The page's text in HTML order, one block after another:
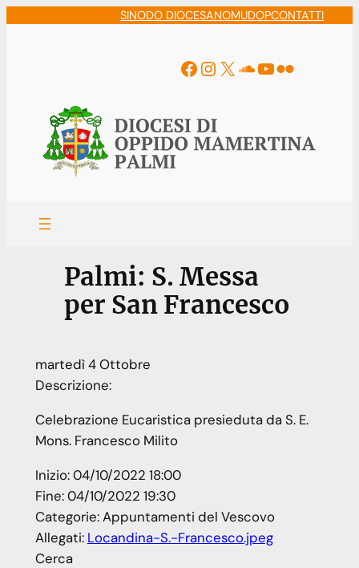
SINODO DIOCESANOMUDOPCONTATTI
Facebook
Instagram
X Soundcloud
YouTube
Flickr
Palmi: S. Messa
per San Francesco
martedì4Ottobre
Descrizione:
Celebrazione Eucaristica presieduta da S. E.
Mons. Francesco Milito
Inizio:04/10/2022 18:00
Fine:04/10/2022 19:30
Categorie:Appuntamenti del Vescovo
Allegati: Locandina-S.-Francesco.jpeg
Cerca